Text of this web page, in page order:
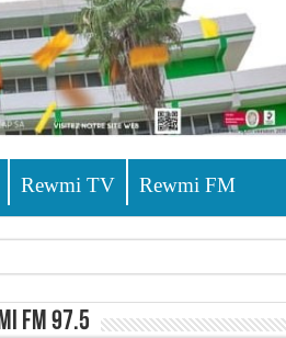
Rewmi TV Rewmi FM
FM 97.5